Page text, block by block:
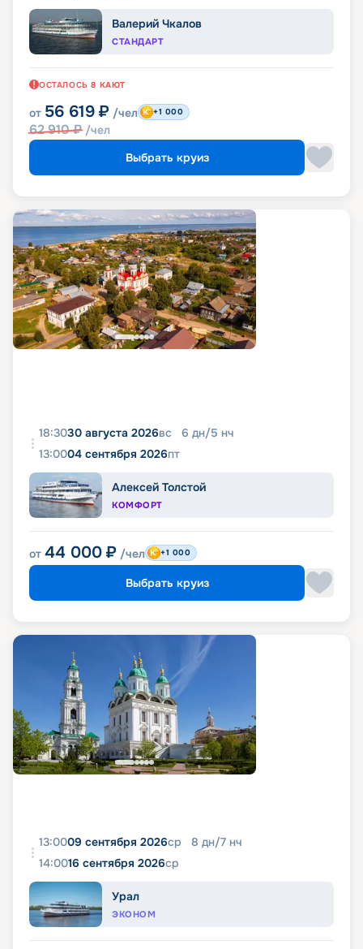
Валерий Чкалов
СТАНДАРТ
ОСТАЛОСЬ 8 КАЮТ
от 56 619 ₽ /чел
62 910₽ /чел
+1 000
Выбрать круиз
18:3030 августа 2026вс 6 дн/5 нч
13:0004 сентября 2026пт
Алексей Толстой
КОМФОРТ
от 44 000 ₽ /чел +1 000
Выбрать круиз
13:0009 сентября 2026ср 8 дн/7 нч
14:0016 сентября 2026ср
Урал
ЭКОНОМ